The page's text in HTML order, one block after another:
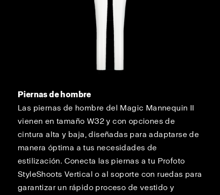
Piernas de hombre
Las piernas de hombre del Magic Mannequin II
vienen en tamaño W32 y con opciones de
cintura alta y baja, diseñadas para adaptarse de
manera óptima a tus necesidades de
estilización. Conecta las piernas a tu Profoto
StyleShoots Vertical o al soporte con ruedas para
garantizar un rápido proceso de vestido y